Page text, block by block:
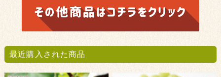
最近購入された商品